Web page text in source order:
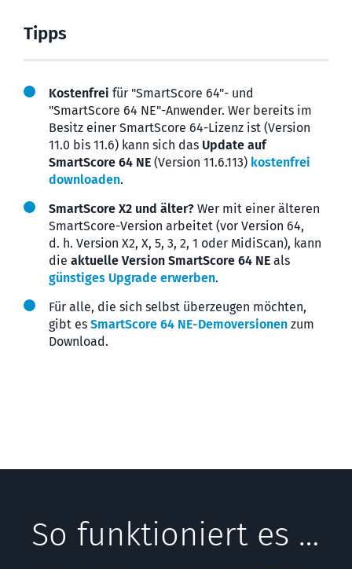
Tipps
Kostenfrei für "SmartScore 64"- und
"SmartScore 64 NE"-Anwender. Wer bereits im
Besitz einer SmartScore 64-Lizenz ist (Version
11.0 bis 11.6) kann sich das Update auf
SmartScore 64 NE (Version 11.6.113) kostenfrei
downloaden.
SmartScore X2 und älter? Wer mit einer älteren
SmartScore-Version arbeitet (vor Version 64,
d. h. Version X2, X, 5, 3, 2, 1 oder MidiScan), kann
die aktuelle Version SmartScore 64 NE als
günstiges Upgrade erwerben.
Für alle, die sich selbst überzeugen möchten,
gibt es SmartScore 64 NE-Demoversionen zum
Download.
So funktioniert es …